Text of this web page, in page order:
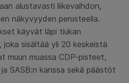
alustavasti liikevaihdon,
näkyvyyden perusteella.
käyvät läpi tiukan
joka sisältää yli 20 keskeistä
muassa CDP-pisteet,
SASB:n kanssa sekä päästöt